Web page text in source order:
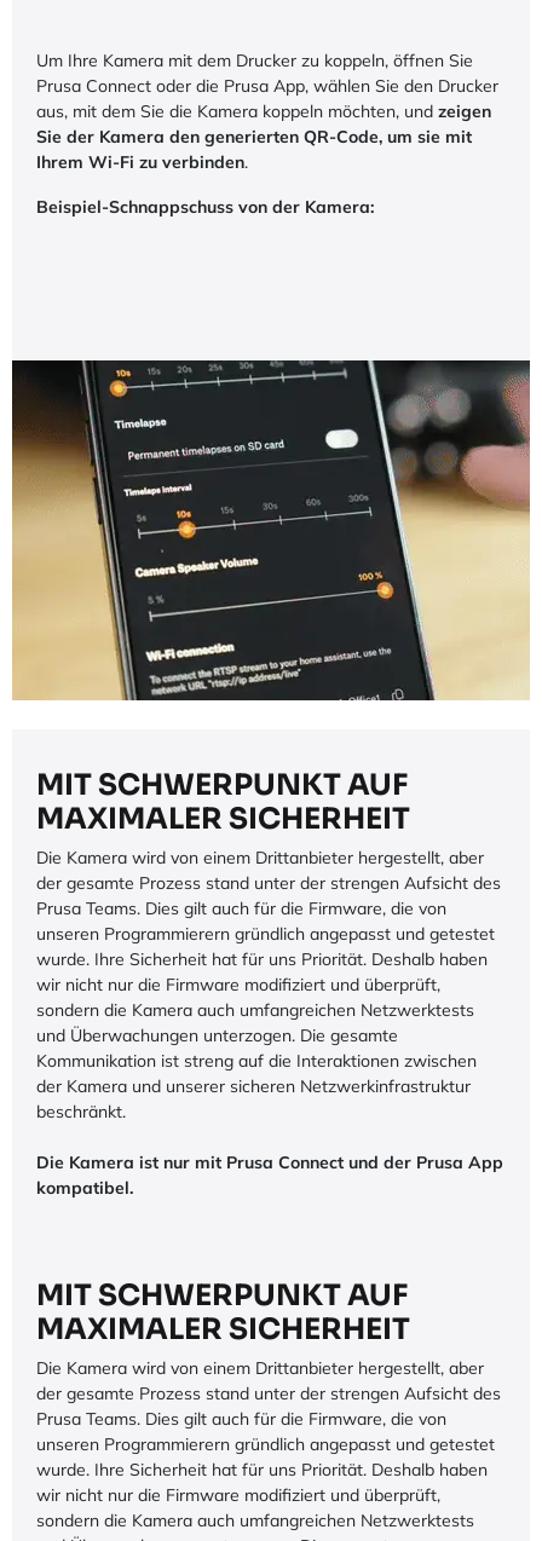
Um Ihre Kamera mit dem Drucker zu koppeln, öffnen Sie
Prusa Connect oder die Prusa App, wählen Sie den Drucker
aus, mit dem Sie die Kamera koppeln möchten, und zeigen
Sie der Kamera den generierten QR-Code, um sie mit
Ihrem Wi-Fi zu verbinden.
Beispiel-Schnappschuss von der Kamera:
MIT SCHWERPUNKT AUF
MAXIMALER SICHERHEIT
Die Kamera wird von einem Drittanbieter hergestellt, aber
der gesamte Prozess stand unter der strengen Aufsicht des
Prusa Teams. Dies gilt auch für die Firmware, die von
unseren Programmierern gründlich angepasst und getestet
wurde. Ihre Sicherheit hat für uns Priorität. Deshalb haben
wir nicht nur die Firmware modifiziert und überprüft,
sondern die Kamera auch umfangreichen Netzwerktests
und Überwachungen unterzogen. Die gesamte
Kommunikation ist streng auf die Interaktionen zwischen
der Kamera und unserer sicheren Netzwerkinfrastruktur
beschränkt.
Die Kamera ist nur mit Prusa Connect und der Prusa App
kompatibel.
MIT SCHWERPUNKT AUF
MAXIMALER SICHERHEIT
Die Kamera wird von einem Drittanbieter hergestellt, aber
der gesamte Prozess stand unter der strengen Aufsicht des
Prusa Teams. Dies gilt auch für die Firmware, die von
unseren Programmierern gründlich angepasst und getestet
wurde. Ihre Sicherheit hat für uns Priorität. Deshalb haben
wir nicht nur die Firmware modifiziert und überprüft,
sondern die Kamera auch umfangreichen Netzwerktests